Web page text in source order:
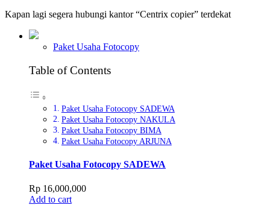
Kapan lagi segera hubungi kantor “Centrix copier” terdekat
Paket Usaha Fotocopy
Table of Contents
Paket Usaha Fotocopy SADEWA
Paket Usaha Fotocopy NAKULA
Paket Usaha Fotocopy BIMA
Paket Usaha Fotocopy ARJUNA
Paket Usaha Fotocopy SADEWA
Rp 16,000,000
Add to cart